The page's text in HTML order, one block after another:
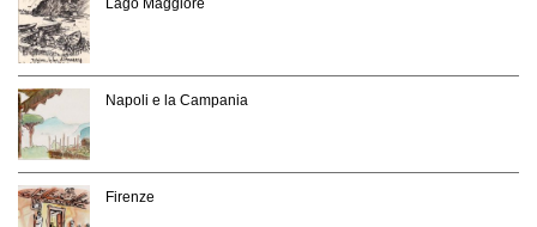
Napoli e la Campania
Firenze